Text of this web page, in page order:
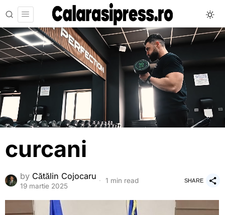
curcani
by Cătălin Cojocaru
19 martie 2025
1 min read SHARE